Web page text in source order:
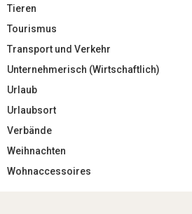
Tieren
Tourismus
Transport und Verkehr
Unternehmerisch (Wirtschaftlich)
Urlaub
Urlaubsort
Verbände
Weihnachten
Wohnaccessoires